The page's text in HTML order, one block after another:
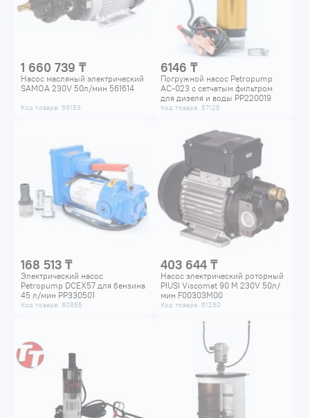
1 660 739 ₸
Насос масляный электрический
SAMOA 230V 50л/мин 561614
Код товара: 56153
6146 ₸
Погружной насос Petropump
AC-023 с сетчатым фильтром
для дизеля и воды PP220019
Код товара: 57125
168 513 ₸
Электрический насос
Petropump DCEX57 для бензина
45 л/мин PP330501
Код товара: 60955
403 644 ₸
Насос электрический роторный
PIUSI Viscomat 90 M 230V 50л/
мин F00303M00
Код товара: 61250